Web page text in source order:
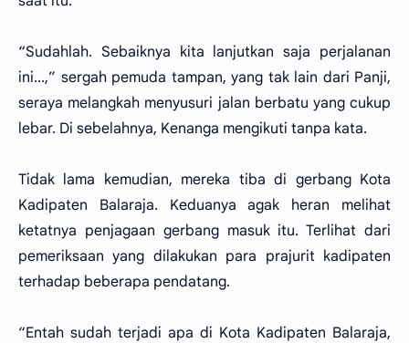
“Sudahlah. Sebaiknya kita lanjutkan saja perjalanan
ini...,” sergah pemuda tampan, yang tak lain dari Panji,
seraya melangkah menyusuri jalan berbatu yang cukup
lebar. Di sebelahnya, Kenanga mengikuti tanpa kata.
Tidak lama kemudian, mereka tiba di gerbang Kota
Kadipaten Balaraja. Keduanya agak heran melihat
ketatnya penjagaan gerbang masuk itu. Terlihat dari
pemeriksaan yang dilakukan para prajurit kadipaten
terhadap beberapa pendatang.
“Entah sudah terjadi apa di Kota Kadipaten Balaraja,